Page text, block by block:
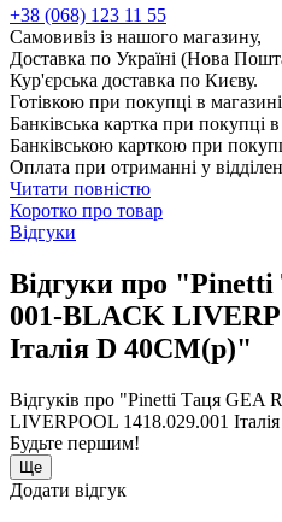
+38 (068) 123 11 55
Самовивіз із нашого магазину,
Доставка по Україні (Нова
Кур'єрська доставка по Києву.
Готівкою при покупці в
Банківська картка при покупці в
Банківською карткою при
Оплата при отриманні у
Читати повністю
Коротко про товар
Відгуки
Відгуки про
001-BLACK
Італія D 40CM(р)"
Відгуків про "Pinetti Таця
LIVERPOOL 1418.029.001
Будьте першим!
Ще
Додати відгук